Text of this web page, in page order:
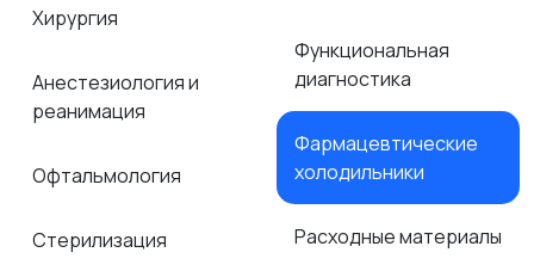
Хирургия
Анестезиология и
реанимация
Офтальмология
Стерилизация
Функциональная
диагностика
Фармацевтические
холодильники
Расходные материалы